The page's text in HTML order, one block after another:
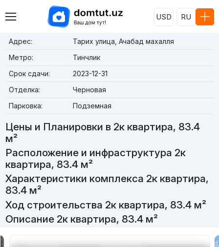
USD RU
Адрес:
Тарих улица, Ачабад махалля
Метро:
Тинчлик
Срок сдачи:
2023-12-31
Отделка:
Черновая
Парковка:
Подземная
Цены и Планировки в 2к квартира, 83.4
м²
Расположение и инфраструктура 2к
квартира, 83.4 м²
Характеристики комплекса 2к квартира,
83.4 м²
Ход строительства 2к квартира, 83.4 м²
Описание 2к квартира, 83.4 м²